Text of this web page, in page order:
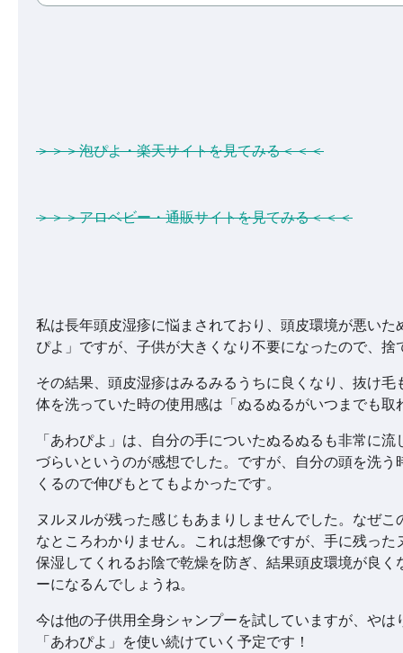
＞＞＞泡ぴよ・楽天サイトを見てみる＜＜＜
＞＞＞アロベビー・通販サイトを見てみる＜＜＜
私は長年頭皮湿疹に悩まされており、頭皮環境が悪い
ぴよ」ですが、子供が大きくなり不要になったので、
その結果、頭皮湿疹はみるみるうちに良くなり、抜け
体を洗っていた時の使用感は「ぬるぬるがいつまでも取
「あわぴよ」は、自分の手についたぬるぬるも非常に
づらいというのが感想でした。ですが、自分の頭を洗
くるので伸びもとてもよかったです。
ヌルヌルが残った感じもあまりしませんでした。なぜ
なところわかりません。これは想像ですが、手に残っ
保湿してくれるお陰で乾燥を防ぎ、結果頭皮環境が良
ーになるんでしょうね。
今は他の子供用全身シャンプーを試していますが、や
「あわぴよ」を使い続けていく予定です！